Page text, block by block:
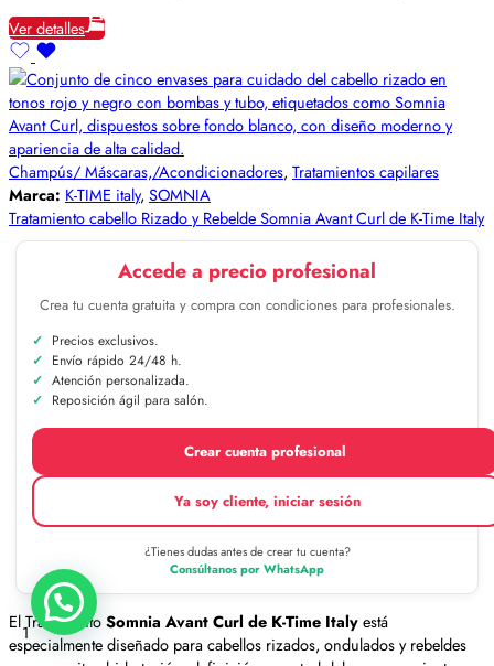
Ver detalles
Champús/ Máscaras,/Acondicionadores, Tratamientos capilares
Marca: K-TIME italy, SOMNIA
Tratamiento cabello Rizado y Rebelde Somnia Avant Curl de K-Time Italy
Accede a precio profesional
Crea tu cuenta gratuita y compra con condiciones para profesionales.
Precios exclusivos.
Envío rápido 24/48 h.
Atención personalizada.
Reposición ágil para salón.
Crear cuenta profesional
Ya soy cliente, iniciar sesión
¿Tienes dudas antes de crear tu cuenta?
Consúltanos por WhatsApp
El TratamientoSomnia Avant Curl de K-Time Italyestá
especialmente diseñado para cabellos rizados, ondulados y rebeldes
1